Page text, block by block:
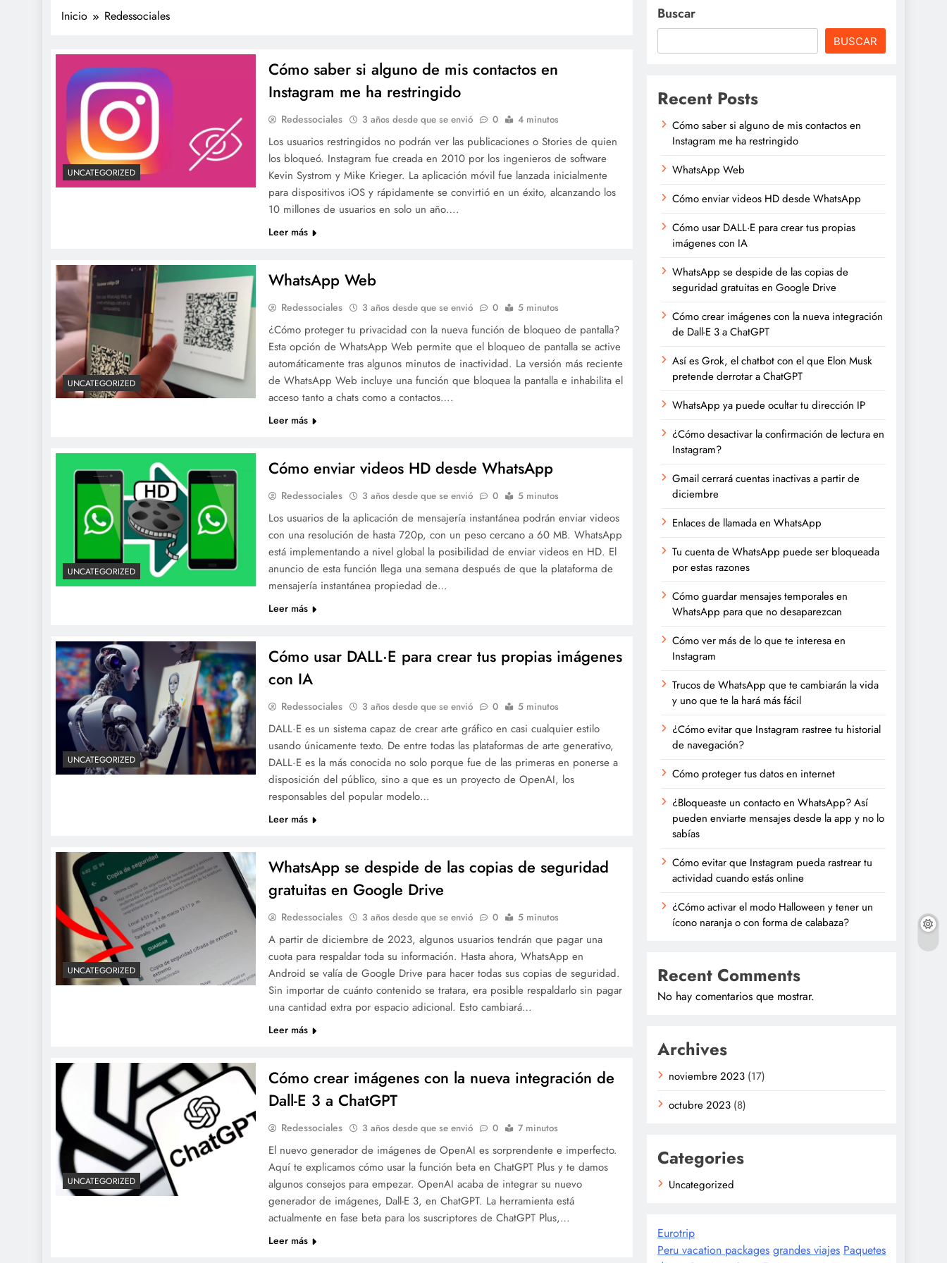
Inicio Redessociales
UNCATEGORIZED
Cómo saber si alguno de mis contactos en
Instagram me ha restringido
Redessociales 3 años desde que se envió 0 4 minutos
Los usuarios restringidos no podrán ver las publicaciones o Stories de quien
los bloqueó. Instagram fue creada en 2010 por los ingenieros de software
Kevin Systrom y Mike Krieger. La aplicación móvil fue lanzada inicialmente
para dispositivos iOS y rápidamente se convirtió en un éxito, alcanzando los
10 millones de usuarios en solo un año….
Leer más
UNCATEGORIZED
WhatsApp Web
Redessociales 3 años desde que se envió 0 5 minutos
¿Cómo proteger tu privacidad con la nueva función de bloqueo de pantalla?
Esta opción de WhatsApp Web permite que el bloqueo de pantalla se active
automáticamente tras algunos minutos de inactividad. La versión más reciente
de WhatsApp Web incluye una función que bloquea la pantalla e inhabilita el
acceso tanto a chats como a contactos….
Leer más
UNCATEGORIZED
Cómo enviar videos HD desde WhatsApp
Redessociales 3 años desde que se envió 0 5 minutos
Los usuarios de la aplicación de mensajería instantánea podrán enviar videos
con una resolución de hasta 720p, con un peso cercano a 60 MB. WhatsApp
está implementando a nivel global la posibilidad de enviar videos en HD. El
anuncio de esta función llega una semana después de que la plataforma de
mensajería instantánea propiedad de…
Leer más
UNCATEGORIZED
Cómo usar DALL·E para crear tus propias imágenes
con IA
Redessociales 3 años desde que se envió 0 5 minutos
DALL·E es un sistema capaz de crear arte gráfico en casi cualquier estilo
usando únicamente texto. De entre todas las plataformas de arte generativo,
DALL·E es la más conocida no solo porque fue de las primeras en ponerse a
disposición del público, sino a que es un proyecto de OpenAI, los
responsables del popular modelo…
Leer más
UNCATEGORIZED
WhatsApp se despide de las copias de seguridad
gratuitas en Google Drive
Redessociales 3 años desde que se envió 0 5 minutos
A partir de diciembre de 2023, algunos usuarios tendrán que pagar una
cuota para respaldar toda su información. Hasta ahora, WhatsApp en
Android se valía de Google Drive para hacer todas sus copias de seguridad.
Sin importar de cuánto contenido se tratara, era posible respaldarlo sin pagar
una cantidad extra por espacio adicional. Esto cambiará…
Leer más
UNCATEGORIZED
Cómo crear imágenes con la nueva integración de
Dall-E 3 a ChatGPT
Redessociales 3 años desde que se envió 0 7 minutos
El nuevo generador de imágenes de OpenAI es sorprendente e imperfecto.
Aquí te explicamos cómo usar la función beta en ChatGPT Plus y te damos
algunos consejos para empezar. OpenAI acaba de integrar su nuevo
generador de imágenes, Dall-E 3, en ChatGPT. La herramienta está
actualmente en fase beta para los suscriptores de ChatGPT Plus,…
Leer más
Buscar
BUSCAR
Recent Posts
Cómo saber si alguno de mis contactos en
Instagram me ha restringido
WhatsApp Web
Cómo enviar videos HD desde WhatsApp
Cómo usar DALL·E para crear tus propias
imágenes con IA
WhatsApp se despide de las copias de
seguridad gratuitas en Google Drive
Cómo crear imágenes con la nueva integración
de Dall-E 3 a ChatGPT
Así es Grok, el chatbot con el que Elon Musk
pretende derrotar a ChatGPT
WhatsApp ya puede ocultar tu dirección IP
¿Cómo desactivar la confirmación de lectura en
Instagram?
Gmail cerrará cuentas inactivas a partir de
diciembre
Enlaces de llamada en WhatsApp
Tu cuenta de WhatsApp puede ser bloqueada
por estas razones
Cómo guardar mensajes temporales en
WhatsApp para que no desaparezcan
Cómo ver más de lo que te interesa en
Instagram
Trucos de WhatsApp que te cambiarán la vida
y uno que te la hará más fácil
¿Cómo evitar que Instagram rastree tu historial
de navegación?
Cómo proteger tus datos en internet
¿Bloqueaste un contacto en WhatsApp? Así
pueden enviarte mensajes desde la app y no lo
sabías
Cómo evitar que Instagram pueda rastrear tu
actividad cuando estás online
¿Cómo activar el modo Halloween y tener un
ícono naranja o con forma de calabaza?
Recent Comments
No hay comentarios que mostrar.
Archives
noviembre 2023 (17)
octubre 2023 (8)
Categories
Uncategorized
Eurotrip
Peru vacation packages grandes viajes Paquetes